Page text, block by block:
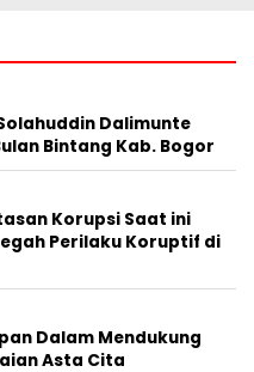
Dalimunte
Bintang Kab. Bogor
Korupsi Saat ini
Perilaku Koruptif di
Dalam Mendukung
Asta Cita